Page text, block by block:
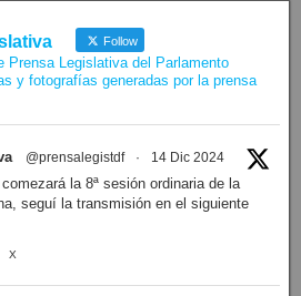
Follow
Prensa Legislativa del Parlamento
y fotografías generadas por la prensa
@prensalegistdf · 14 Dic 2024
la 8ª sesión ordinaria de la
seguí la transmisión en el siguiente
X